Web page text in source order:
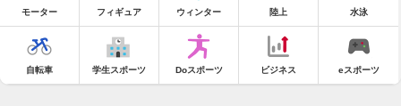
モーター フィギュア ウィンター 陸上 水泳
自転車 学生スポーツ Doスポーツ ビジネス eスポーツ